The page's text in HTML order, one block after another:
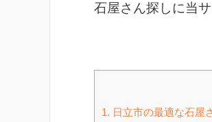
石屋さん探しに当
1. 日立市の最適な石屋